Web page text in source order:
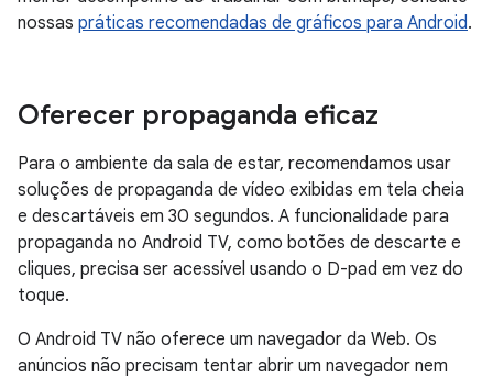
nossas práticas recomendadas de gráficos para Android.
Oferecer propaganda eficaz
Para o ambiente da sala de estar, recomendamos usar
soluções de propaganda de vídeo exibidas em tela cheia
e descartáveis em 30 segundos. A funcionalidade para
propaganda no Android TV, como botões de descarte e
cliques, precisa ser acessível usando o D-pad em vez do
toque.
O Android TV não oferece um navegador da Web. Os
anúncios não precisam tentar abrir um navegador nem